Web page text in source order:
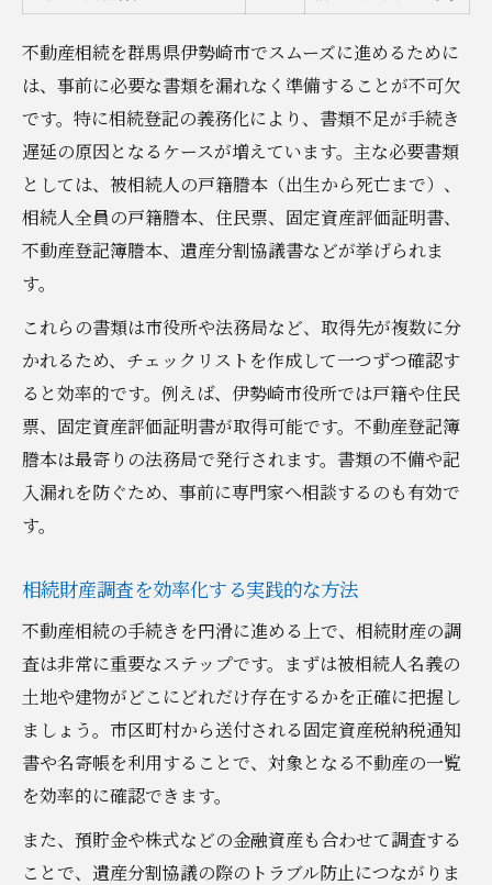
不動産相続を群馬県伊勢崎市でスムーズに進めるために
は、事前に必要な書類を漏れなく準備することが不可欠
です。特に相続登記の義務化により、書類不足が手続き
遅延の原因となるケースが増えています。主な必要書類
としては、被相続人の戸籍謄本（出生から死亡まで）、
相続人全員の戸籍謄本、住民票、固定資産評価証明書、
不動産登記簿謄本、遺産分割協議書などが挙げられま
す。
これらの書類は市役所や法務局など、取得先が複数に分
かれるため、チェックリストを作成して一つずつ確認す
ると効率的です。例えば、伊勢崎市役所では戸籍や住民
票、固定資産評価証明書が取得可能です。不動産登記簿
謄本は最寄りの法務局で発行されます。書類の不備や記
入漏れを防ぐため、事前に専門家へ相談するのも有効で
す。
相続財産調査を効率化する実践的な方法
不動産相続の手続きを円滑に進める上で、相続財産の調
査は非常に重要なステップです。まずは被相続人名義の
土地や建物がどこにどれだけ存在するかを正確に把握し
ましょう。市区町村から送付される固定資産税納税通知
書や名寄帳を利用することで、対象となる不動産の一覧
を効率的に確認できます。
また、預貯金や株式などの金融資産も合わせて調査する
ことで、遺産分割協議の際のトラブル防止につながりま